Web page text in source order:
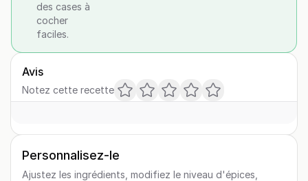
des cases à
cocher
faciles.
Avis
Notez cette recette
Personnalisez-le
Ajustez les ingrédients, modifiez le niveau d'épices,